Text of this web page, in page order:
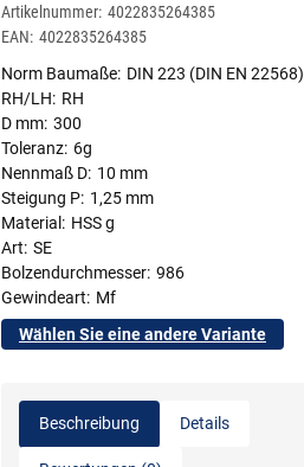
Artikelnummer: 4022835264385
EAN: 4022835264385
Norm Baumaße DIN 223 (DIN EN 22568)
RH/LH
RH
D mm 300
Toleranz 6g
Nennmaß D 10 mm
Steigung P 1,25 mm
Material
HSS g
Art SE
Bolzendurchmesser 986
Gewindeart
Mf
Wählen Sie eine andere Variante
Beschreibung Details